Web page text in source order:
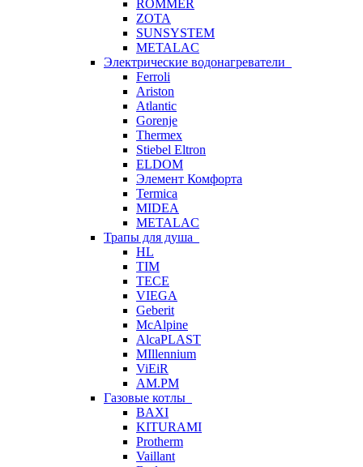
ROMMER
ZOTA
SUNSYSTEM
METALAC
Электрические водонагреватели
Ferroli
Ariston
Atlantic
Gorenje
Thermex
Stiebel Eltron
ELDOM
Элемент Комфорта
Termica
MIDEA
METALAC
Трапы для душа
HL
TIM
TECE
VIEGA
Geberit
McAlpine
AlcaPLAST
MIllennium
ViEiR
AM.PM
Газовые котлы
BAXI
KITURAMI
Protherm
Vaillant